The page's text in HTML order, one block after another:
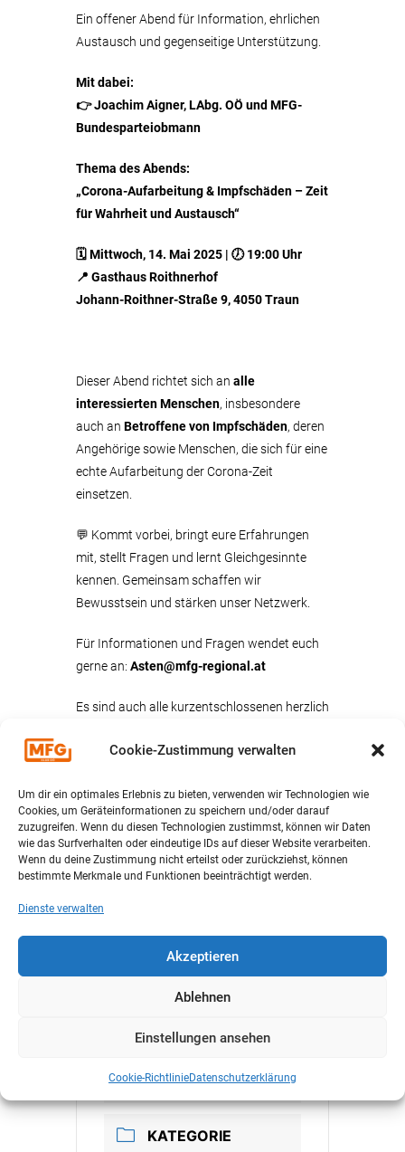
Cookie-Zustimmung verwalten
Um dir ein optimales Erlebnis zu bieten, verwenden wir Technologien wie
Cookies, um Geräteinformationen zu speichern und/oder darauf
zuzugreifen. Wenn du diesen Technologien zustimmst, können wir Daten
wie das Surfverhalten oder eindeutige IDs auf dieser Website verarbeiten.
Wenn du deine Zustimmung nicht erteilst oder zurückziehst, können
bestimmte Merkmale und Funktionen beeinträchtigt werden.
Dienste verwalten
Akzeptieren
Ablehnen
Einstellungen ansehen
Cookie-RichtlinieDatenschutzerklärung
Ein offener Abend für Information, ehrlichen
Austausch und gegenseitige Unterstützung.
Mit dabei:
👉 Joachim Aigner, LAbg. OÖ und MFG-
Bundesparteiobmann
Thema des Abends:
„Corona-Aufarbeitung & Impfschäden – Zeit
für Wahrheit und Austausch“
🗓 Mittwoch, 14. Mai 2025 | 🕖 19:00 Uhr
📍 Gasthaus Roithnerhof
Johann-Roithner-Straße 9, 4050 Traun
Dieser Abend richtet sich an alle
interessierten Menschen, insbesondere
auch an Betroffene von Impfschäden, deren
Angehörige sowie Menschen, die sich für eine
echte Aufarbeitung der Corona-Zeit
einsetzen.
💬 Kommt vorbei, bringt eure Erfahrungen
mit, stellt Fragen und lernt Gleichgesinnte
kennen. Gemeinsam schaffen wir
Bewusstsein und stärken unser Netzwerk.
Für Informationen und Fragen wendet euch
gerne an: Asten@mfg-regional.at
Es sind auch alle kurzentschlossenen herzlich
LAND
Mai 14 2025
Vorbei!
UHRZEIT
19:00 - 22:00
KATEGORIE